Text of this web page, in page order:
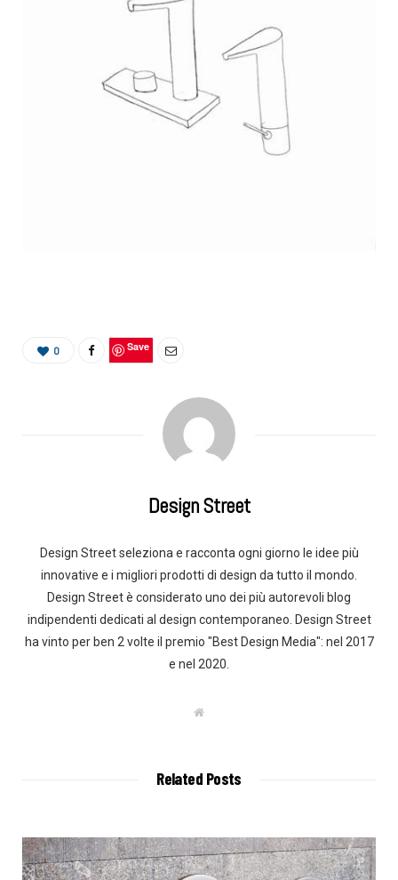
0 Save
Design Street
Design Street seleziona e racconta ogni giorno le idee più
innovative e i migliori prodotti di design da tutto il mondo.
Design Street è considerato uno dei più autorevoli blog
indipendenti dedicati al design contemporaneo. Design Street
ha vinto per ben 2 volte il premio "Best Design Media": nel 2017
e nel 2020.
W
Related Posts